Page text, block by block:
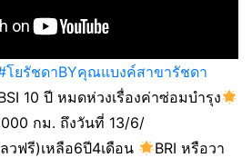
โยรัชดาBYคุณแบงค์สาขารัชดา
10 ปี หมดห่วงเรื่องค่าซ่อมบำรุง
กม. ถึงวันที่ 13/6/
วฟรี)เหลือ6ปี4เดือน
BRI หรือวา